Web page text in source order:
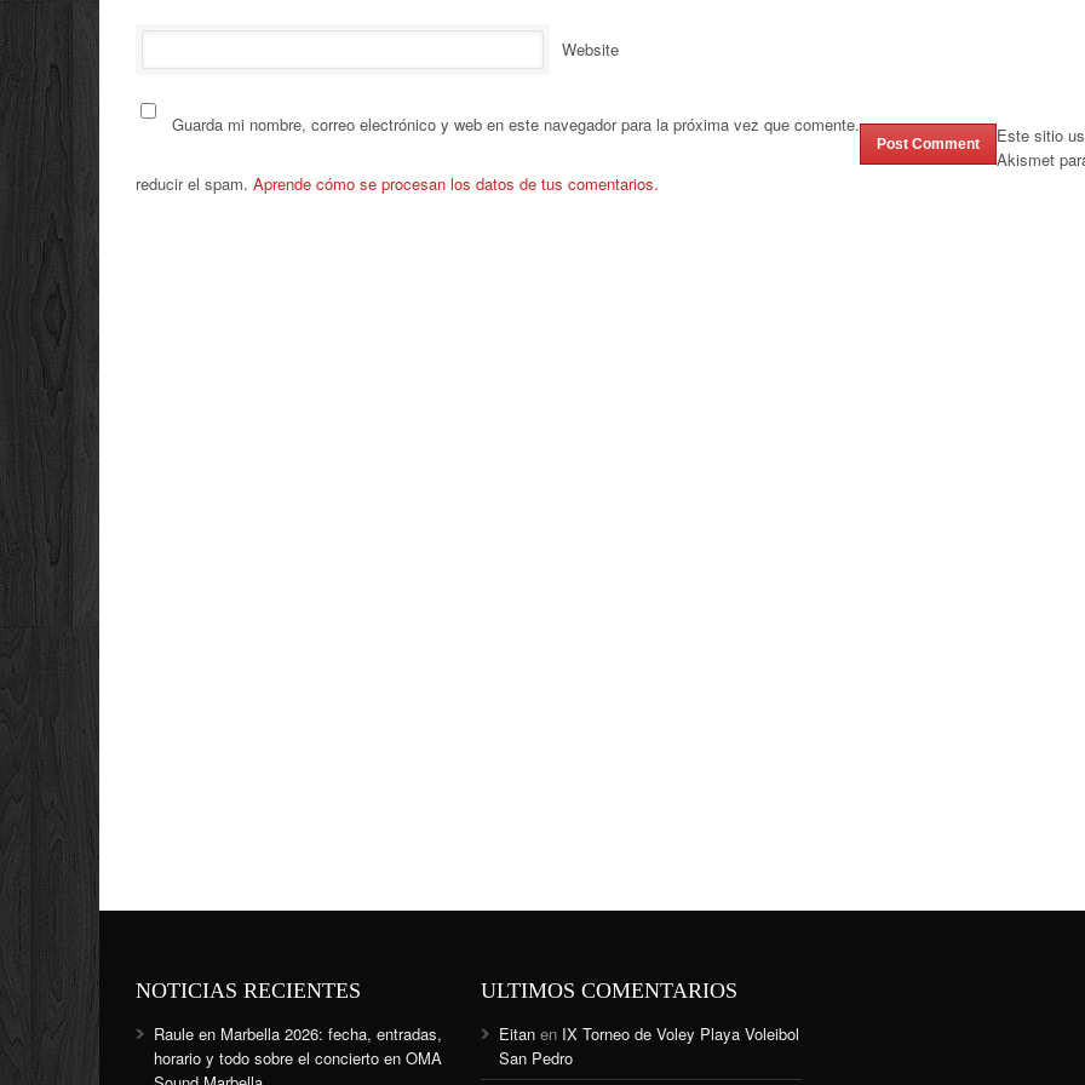
Website
Guarda mi nombre, correo electrónico y web en este navegador para la próxima vez que comente.
Este sitio
Akismet
reducir el spam. Aprende cómo se procesan los datos de tus comentarios.
NOTICIAS RECIENTES
Raule en Marbella 2026: fecha, entradas,
horario y todo sobre el concierto en OMA
ULTIMOS COMENTARIOS
Eitan en IX Torneo de Voley Playa Voleibol
San Pedro